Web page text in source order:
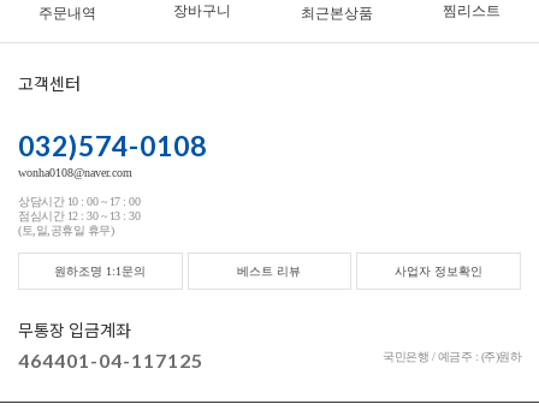
주문내역 장바구니 최근본상품 찜리스트
고객센터
032)574-0108
wonha0108@naver.com
상담시간 10 : 00 ~ 17 : 00
점심시간 12 : 30 ~ 13 : 30
(토,일,공휴일 휴무)
원하조명 1:1문의 베스트 리뷰 사업자 정보확인
무통장 입금계좌
464401-04-117125 국민은행 / 예금주 : (주)원하